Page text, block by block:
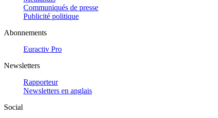
Communiqués de presse
Publicité politique
Abonnements
Euractiv Pro
Newsletters
Rapporteur
Newsletters en anglais
Social